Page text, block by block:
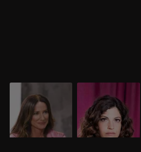
Sessuologa
Alla scoperta della
sessuologa e conduttrice
di Matrimonio A Prima
Vista Italia.
Psicologa
Ecco chi è Giulia
Davanzante, psicologa di
Matrimonio A Prima
Vista Italia. Scopri la
carriera, le curiosità e la